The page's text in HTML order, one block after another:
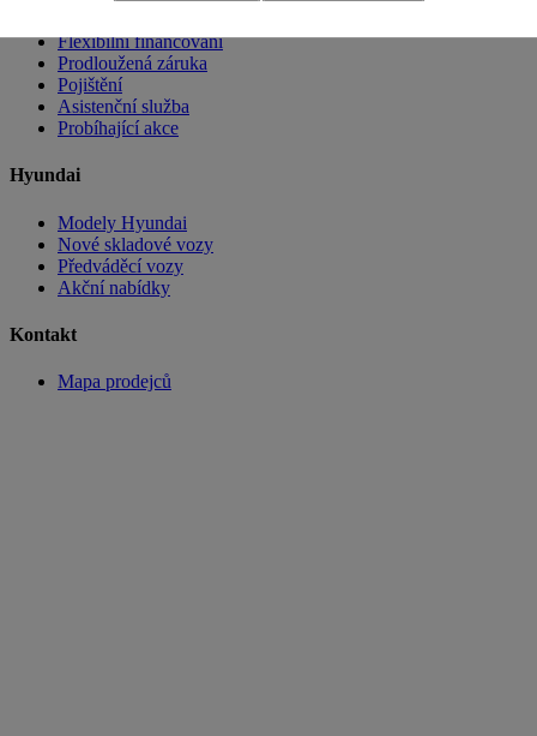
Flexibilní financování
Prodloužená záruka
Pojištění
Asistenční služba
Probíhající akce
Hyundai
Modely Hyundai
Nové skladové vozy
Předváděcí vozy
Akční nabídky
Kontakt
Mapa prodejců